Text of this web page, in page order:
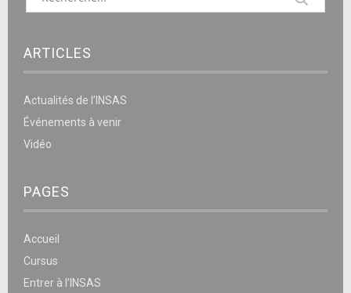
ARTICLES
Actualités de l’INSAS
Événements à venir
Vidéo
PAGES
Accueil
Cursus
Entrer à l’INSAS